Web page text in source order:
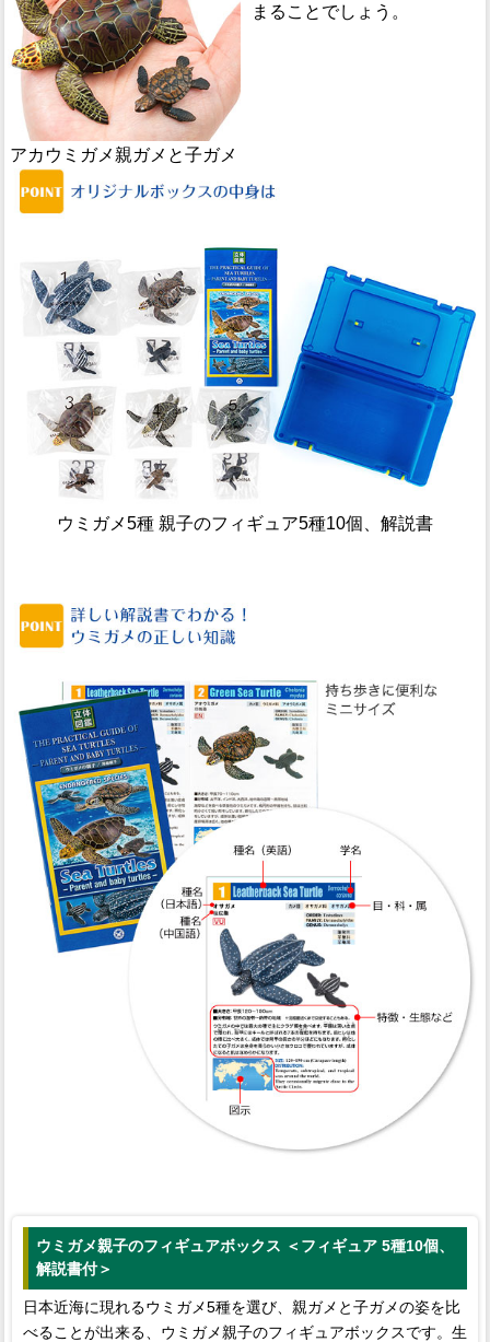
アカウミガメ親ガメと子ガメ
まることでしょう。
ウミガメ5種 親子のフィギュア5種10個、解説書
ウミガメ親子のフィギュアボックス ＜フィギュア 5種10個、
解説書付＞
日本近海に現れるウミガメ5種を選び、親ガメと子ガメの姿を比
べることが出来る、ウミガメ親子のフィギュアボックスです。生